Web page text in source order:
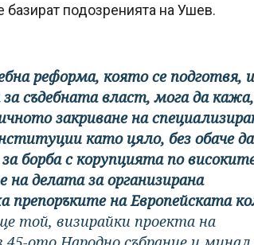
базират подозренията на Ушев.
реформа, която се подготвя,
съдебната власт, мога да
закриване на
като цяло, без обаче да
борба с корупцията по
делата за организирана
препоръките на Европейската
той, визирайки проекта на